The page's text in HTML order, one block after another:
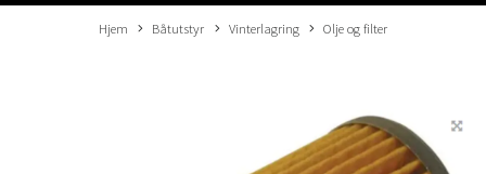
Hjem Båtutstyr Vinterlagring Olje og filter